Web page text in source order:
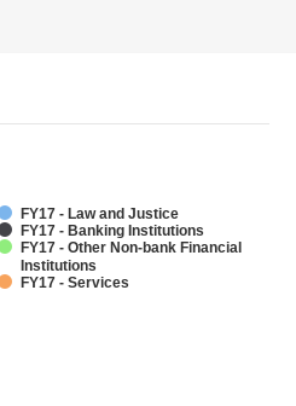
FY17 - Law and Justice
FY17 - Banking Institutions
FY17 - Other Non-bank Financial
Institutions
FY17 - Services